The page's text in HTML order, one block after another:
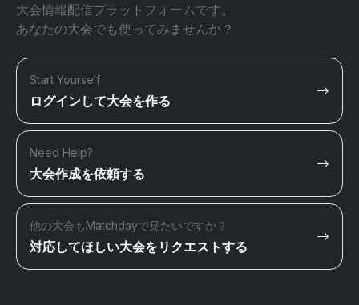
大会情報配信プラットフォームです。
あなたの大会でも使ってみませんか？
Start Yourself
ログインして大会を作る
Need Help?
大会作成を依頼する
他の大会もMatchdayで見たいですか？
対応してほしい大会をリクエストする